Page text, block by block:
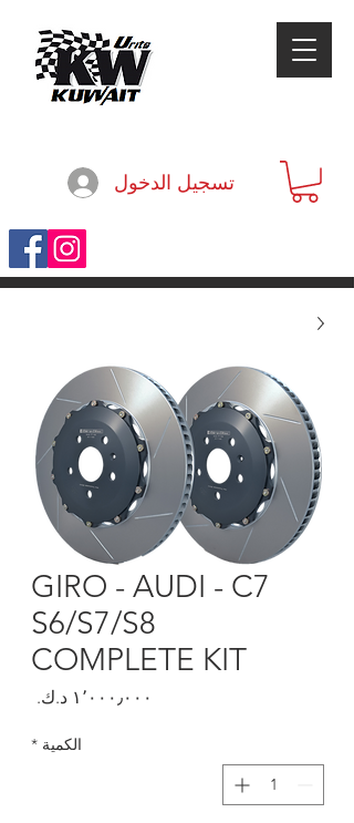
تسجيل الدخول
GIRO - AUDI - C7
S6/S7/S8
COMPLETE KIT
الكمية *